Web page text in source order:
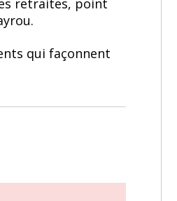
retraites, point
qui façonnent